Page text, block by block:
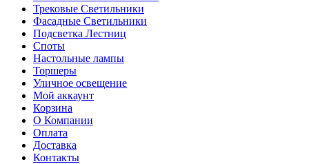
Трековые Светильники
Фасадные Светильники
Подсветка Лестниц
Споты
Настольные лампы
Торшеры
Уличное освещение
Мой аккаунт
Корзина
О Компании
Оплата
Доставка
Контакты